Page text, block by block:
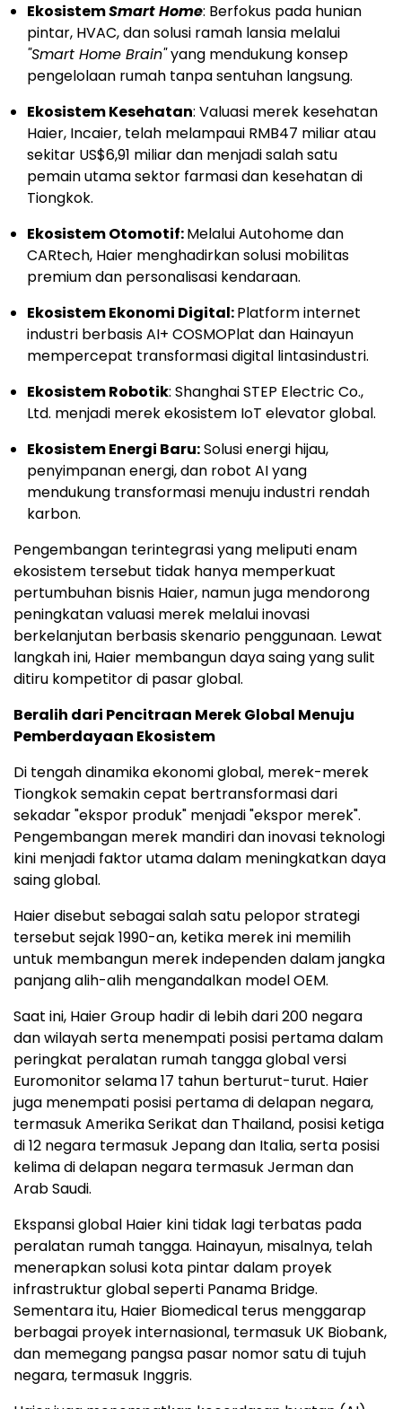
EkosistemSmart Home: Berfokus pada hunian
pintar, HVAC, dan solusi ramah lansia melalui
"Smart Home Brain"yang mendukung konsep
pengelolaan rumah tanpa sentuhan langsung.
Ekosistem Kesehatan: Valuasi merek kesehatan
Haier, Incaier, telah melampaui RMB47 miliar atau
sekitar US$6,91 miliar dan menjadi salah satu
pemain utama sektor farmasi dan kesehatan di
Tiongkok.
Ekosistem Otomotif:Melalui Autohome dan
CARtech, Haier menghadirkan solusi mobilitas
premium dan personalisasi kendaraan.
Ekosistem Ekonomi Digital:Platform internet
industri berbasis AI+ COSMOPlat dan Hainayun
mempercepat transformasi digital lintasindustri.
Ekosistem Robotik: Shanghai STEP Electric Co.,
Ltd. menjadi merek ekosistem IoT elevator global.
Ekosistem Energi Baru:Solusi energi hijau,
penyimpanan energi, dan robot AI yang
mendukung transformasi menuju industri rendah
karbon.
Pengembangan terintegrasi yang meliputi enam
ekosistem tersebut tidak hanya memperkuat
pertumbuhan bisnis Haier, namun juga mendorong
peningkatan valuasi merek melalui inovasi
berkelanjutan berbasis skenario penggunaan. Lewat
langkah ini, Haier membangun daya saing yang sulit
ditiru kompetitor di pasar global.
Beralih dari Pencitraan Merek Global Menuju
Pemberdayaan Ekosistem
Di tengah dinamika ekonomi global, merek-merek
Tiongkok semakin cepat bertransformasi dari
sekadar "ekspor produk" menjadi "ekspor merek".
Pengembangan merek mandiri dan inovasi teknologi
kini menjadi faktor utama dalam meningkatkan daya
saing global.
Haier disebut sebagai salah satu pelopor strategi
tersebut sejak 1990-an, ketika merek ini memilih
untuk membangun merek independen dalam jangka
panjang alih-alih mengandalkan model OEM.
Saat ini, Haier Group hadir di lebih dari 200 negara
dan wilayah serta menempati posisi pertama dalam
peringkat peralatan rumah tangga global versi
Euromonitor selama 17 tahun berturut-turut. Haier
juga menempati posisi pertama di delapan negara,
termasuk Amerika Serikat dan Thailand, posisi ketiga
di 12 negara termasuk Jepang dan Italia, serta posisi
kelima di delapan negara termasuk Jerman dan
Arab Saudi.
Ekspansi global Haier kini tidak lagi terbatas pada
peralatan rumah tangga. Hainayun, misalnya, telah
menerapkan solusi kota pintar dalam proyek
infrastruktur global seperti Panama Bridge.
Sementara itu, Haier Biomedical terus menggarap
berbagai proyek internasional, termasuk UK Biobank,
dan memegang pangsa pasar nomor satu di tujuh
negara, termasuk Inggris.